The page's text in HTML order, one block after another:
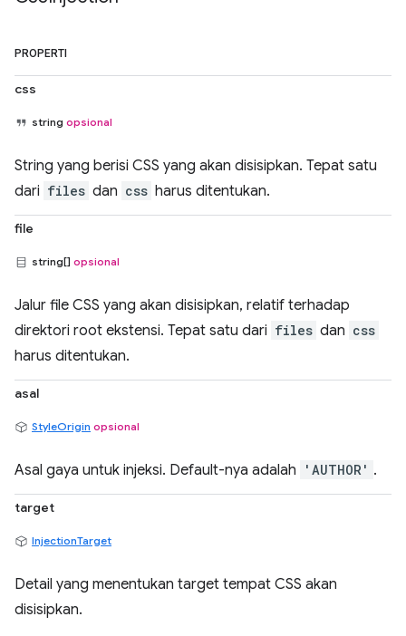
PROPERTI
css
string opsional
String yang berisi CSS yang akan disisipkan. Tepat satu
dari files dan css harus ditentukan.
file
string[] opsional
Jalur file CSS yang akan disisipkan, relatif terhadap
direktori root ekstensi. Tepat satu dari files dan css
harus ditentukan.
asal
StyleOrigin opsional
Asal gaya untuk injeksi. Default-nya adalah 'AUTHOR' .
target
InjectionTarget
Detail yang menentukan target tempat CSS akan
disisipkan.